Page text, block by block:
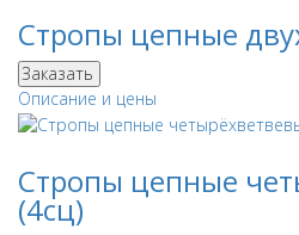
Стропы цепные
Заказать
Описание и цены
Стропы цепные
(4сц)